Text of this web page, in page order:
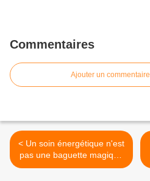
Commentaires
Ajouter un commentaire
< Un soin énergétique n'est
pas une baguette magique
à Voeux